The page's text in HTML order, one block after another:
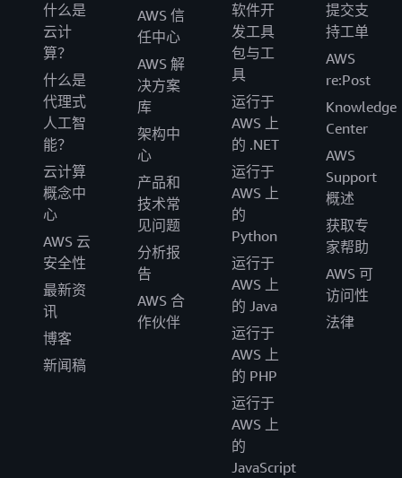
什么是
云计
算？
什么是
代理式
人工智
能？
云计算
概念中
心
AWS 云
安全性
最新资
讯
博客
新闻稿
AWS 信
任中心
AWS 解
决方案
库
架构中
心
产品和
技术常
见问题
分析报
告
AWS 合
作伙伴
软件开
发工具
包与工
具
运行于
AWS 上
的 .NET
运行于
AWS 上
的
Python
运行于
AWS 上
的 Java
运行于
AWS 上
的 PHP
运行于
AWS 上
的
JavaScript
提交支
持工单
AWS
re:Post
Knowledge
Center
AWS
Support
概述
获取专
家帮助
AWS 可
访问性
法律